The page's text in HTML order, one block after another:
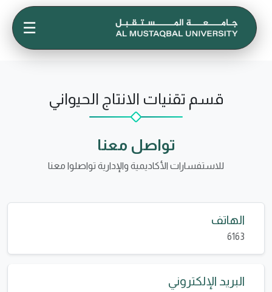
☰
قسم تقنيات الانتاج الحيواني
تواصل معنا
للاستفسارات الأكاديمية والإدارية تواصلوا معنا
الهاتف
6163
البريد الإلكتروني